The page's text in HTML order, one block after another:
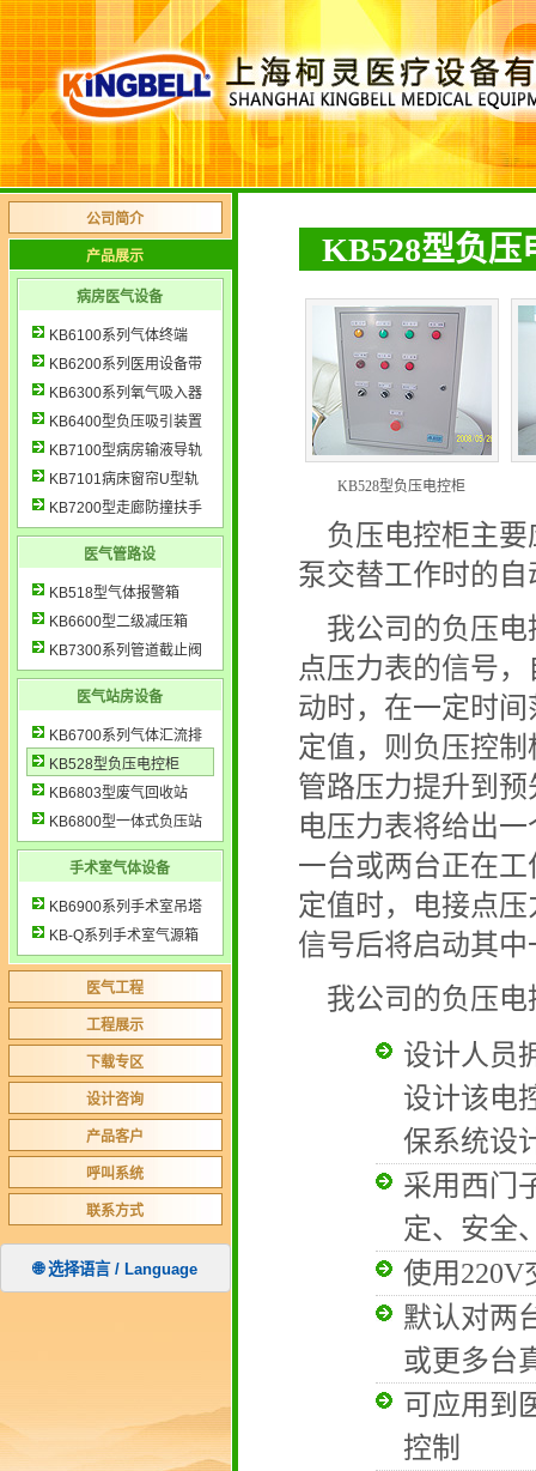
公司简介
产品展示
病房医气设备
KB6100系列气体终端
KB6200系列医用设备带
KB6300系列氧气吸入器
KB6400型负压吸引装置
KB7100型病房输液导轨
KB7101病床窗帘U型轨
KB7200型走廊防撞扶手
医气管路设
KB518型气体报警箱
KB6600型二级减压箱
KB7300系列管道截止阀
医气站房设备
KB6700系列气体汇流排
KB528型负压电控柜
KB6803型废气回收站
KB6800型一体式负压站
手术室气体设备
KB6900系列手术室吊塔
KB-Q系列手术室气源箱
医气工程
工程展示
下载专区
设计咨询
产品客户
呼叫系统
联系方式
🌐 选择语言 / Language
KB528型负压
KB528型负压电控柜
负压电控柜主
泵交替工作时的
我公司的负压
点压力表的信号
动时，在一定时
定值，则负压控
管路压力提升到
电压力表将给出
一台或两台正在
定值时，电接点
信号后将启动其
我公司的负压
设计人员
设计该电
保系统设
采用西门
定、安全
使用220V
默认对两
或更多台
可应用到
控制